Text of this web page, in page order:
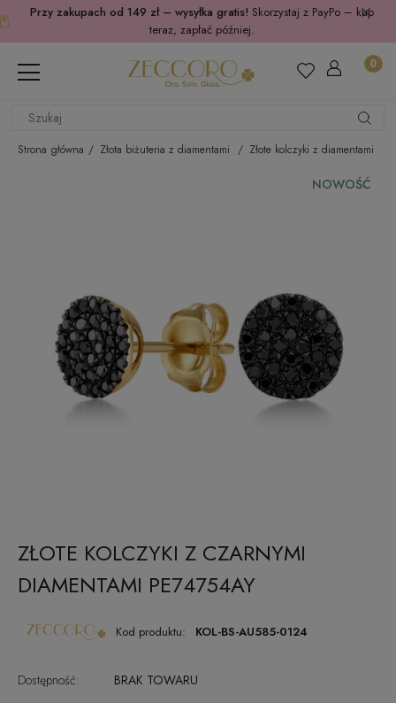
Przy zakupach od 149 zł – wysyłka gratis! Skorzystaj z PayPo – kup
teraz, zapłać później.
Strona główna Złota biżuteria z diamentami Złote kolczyki z diamentami
NOWOŚĆ
ZŁOTE KOLCZYKI Z CZARNYMI
DIAMENTAMI PE74754AY
Kod produktu: KOL-BS-AU585-0124
Dostępność: BRAK TOWARU